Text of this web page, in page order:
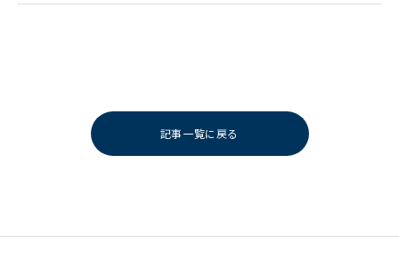
記事一覧に戻る